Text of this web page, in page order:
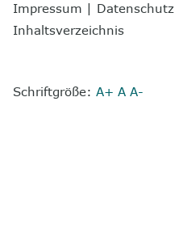
Impressum | Datenschutz
Inhaltsverzeichnis
Schriftgröße: A+ A A-